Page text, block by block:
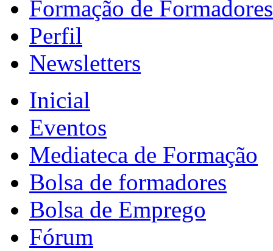
Formação de Formadores
Perfil
Newsletters
Inicial
Eventos
Mediateca de Formação
Bolsa de formadores
Bolsa de Emprego
Fórum